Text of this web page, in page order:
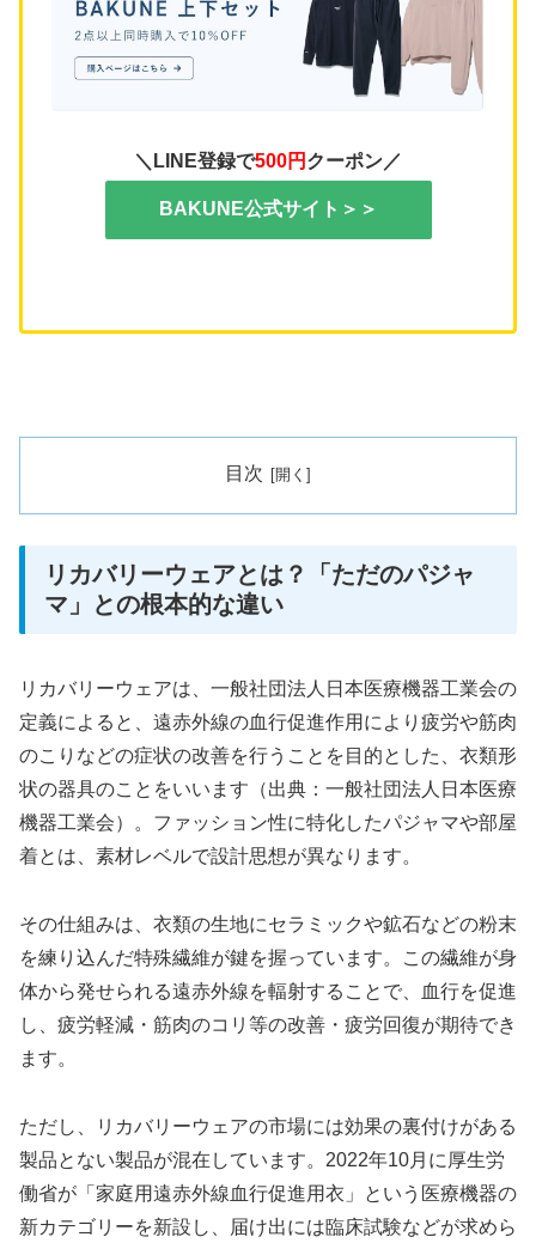
＼LINE登録で500円 クーポン／
BAKUNE公式サイト＞＞
目次
リカバリーウェアとは？「ただのパジャ
マ」との根本的な違い
リカバリーウェアは、一般社団法人日本医療機器工業会の
定義によると、遠赤外線の血行促進作用により疲労や筋肉
のこりなどの症状の改善を行うことを目的とした、衣類形
状の器具のことをいいます（出典：一般社団法人日本医療
機器工業会）。ファッション性に特化したパジャマや部屋
着とは、素材レベルで設計思想が異なります。
その仕組みは、衣類の生地にセラミックや鉱石などの粉末
を練り込んだ特殊繊維が鍵を握っています。この繊維が身
体から発せられる遠赤外線を輻射することで、血行を促進
し、疲労軽減・筋肉のコリ等の改善・疲労回復が期待でき
ます。
ただし、リカバリーウェアの市場には効果の裏付けがある
製品とない製品が混在しています。2022年10月に厚生労
働省が「家庭用遠赤外線血行促進用衣」という医療機器の
新カテゴリーを新設し、届け出には臨床試験などが求めら